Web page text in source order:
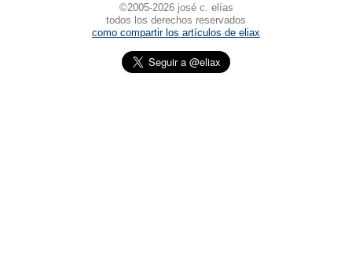
©2005-2026 josé c. elías
todos los derechos reservados
como compartir los artículos de eliax